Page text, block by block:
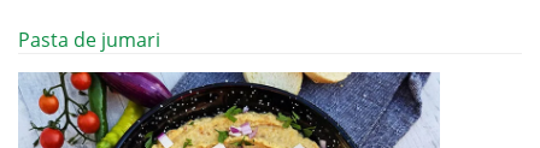
Pasta de jumari